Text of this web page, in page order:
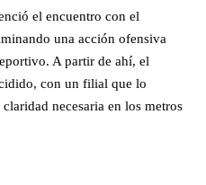
el encuentro con el
una acción ofensiva
A partir de ahí, el
con un filial que lo
necesaria en los metros